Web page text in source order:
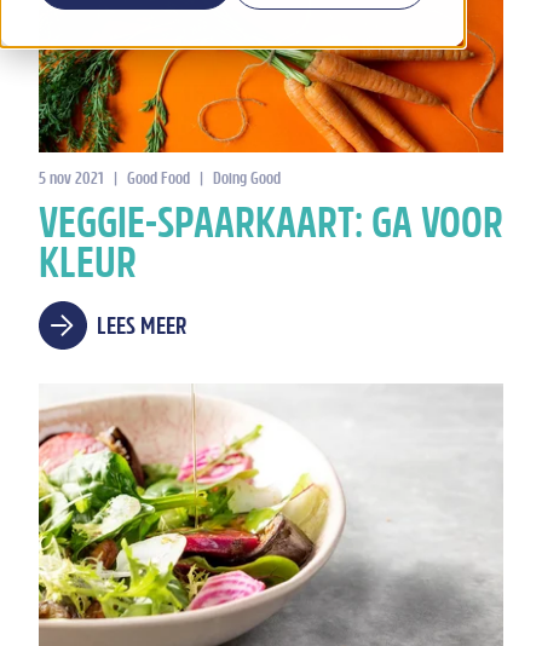
5 nov 2021 | Good Food | Doing Good
VEGGIE-SPAARKAART: GA VOOR
KLEUR
LEES MEER